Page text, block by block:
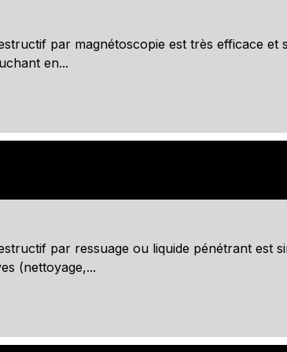
par magnétoscopie est très efficace et
en...
par ressuage ou liquide pénétrant est
(nettoyage,...